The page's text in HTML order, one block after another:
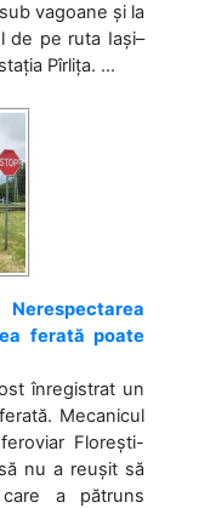
vagoane și la
de pe ruta Iași–
Pîrlița. ...
ferată poate
înregistrat un
Mecanicul
Florești-
nu a reușit să
a pătruns